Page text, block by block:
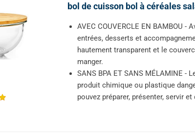
bol de cuisson bol à céréales
AVEC COUVERCLE EN BAMBOU
entrées, desserts et
hautement transparent et le
manger.
SANS BPA ET SANS MÉLAMINE
produit chimique ou plastique
pouvez préparer, présenter, servir